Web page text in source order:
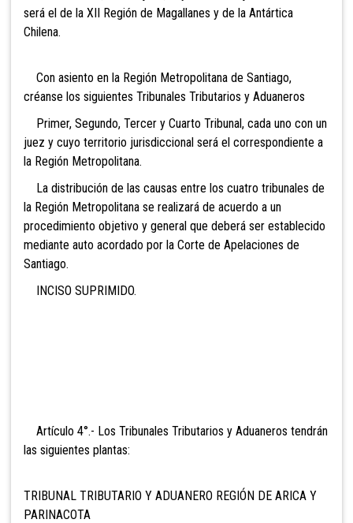
será el de la XII Región de Magallanes y de la Antártica
Chilena.
Con asiento en la Región Metropolitana de Santiago,
créanse los siguientes Tribunales Tributarios y Aduaneros
Primer, Segundo, Tercer y Cuarto Tribunal, cada uno con un
juez y cuyo territorio jurisdiccional será el correspondiente a
la Región Metropolitana.
La distribución de las causas entre los cuatro tribunales de
la Región Metropolitana se realizará de acuerdo a un
procedimiento objetivo y general que deberá ser establecido
mediante auto acordado por la Corte de Apelaciones de
Santiago.
INCISO SUPRIMIDO.
Artículo 4°.- Los Tribunales Tributarios y Aduaneros tendrán
las siguientes plantas:
TRIBUNAL TRIBUTARIO Y ADUANERO REGIÓN DE ARICA Y
PARINACOTA